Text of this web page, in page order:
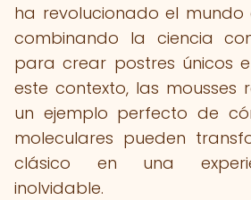
ha revolucionado el
combinando la ciencia
para crear postres únicos e
este contexto, las mousses
un ejemplo perfecto de
moleculares pueden
clásico en una
inolvidable.